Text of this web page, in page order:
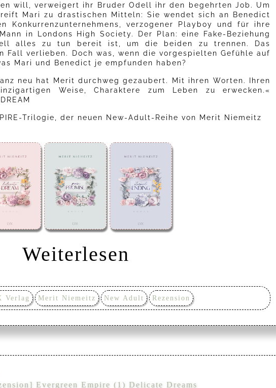
will, verweigert ihr Bruder Odell ihr den begehrten Job. Um
Mari zu drastischen Mitteln: Sie wendet sich an Benedict
Konkurrenzunternehmens, verzogener Playboy und für ihre
in Londons High Society. Der Plan: eine Fake-Beziehung
alles zu tun bereit ist, um die beiden zu trennen. Das
Fall verlieben. Doch was, wenn die vorgespielten Gefühle auf
Mari und Benedict je empfunden haben?
neu hat Merit durchweg gezaubert. Mit ihren Worten. Ihren
Weise, Charaktere zum Leben zu erwecken.«
Trilogie, der neuen New-Adult-Reihe von Merit Niemeitz
Weiterlesen
Verlag Merit Niemeitz New Adult Rezension
Evergreen Empire (1) Delicate Dreams